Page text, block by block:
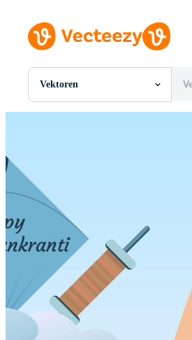
Vektoren
Alle Bilder
Motion Graphics
Redaktionelle Bilder
Redaktionelle Ereignisse